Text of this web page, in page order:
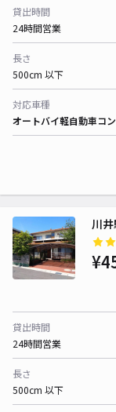
貸出時間
24時間営業
長さ
500cm 以下
対応車種
オートバイ軽自動車コ
川
貸出時間
24時間営業
長さ
500cm 以下